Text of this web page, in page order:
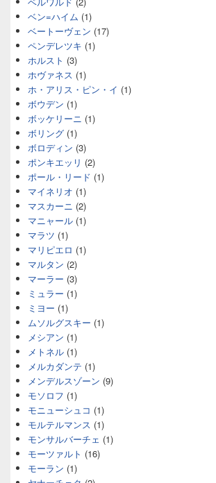
ベン=ハイム (1)
ベートーヴェン (17)
ペンデレツキ (1)
ホルスト (3)
ホヴァネス (1)
ホ・アリス・ピン・イ (1)
ボウデン (1)
ボッケリーニ (1)
ボリング (1)
ボロディン (3)
ポンキエッリ (2)
ポール・リード (1)
マイネリオ (1)
マスカーニ (2)
マニャール (1)
マラツ (1)
マリピエロ (1)
マルタン (2)
マーラー (3)
ミュラー (1)
ミヨー (1)
ムソルグスキー (1)
メシアン (1)
メトネル (1)
メルカダンテ (1)
メンデルスゾーン (9)
モソロフ (1)
モニューシュコ (1)
モルテルマンス (1)
モンサルバーチェ (1)
モーツァルト (16)
モーラン (1)